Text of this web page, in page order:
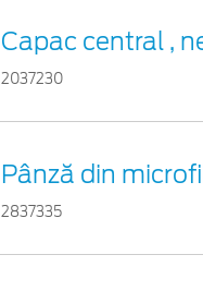
Capac central ,
2037230
Pânză din
2837335